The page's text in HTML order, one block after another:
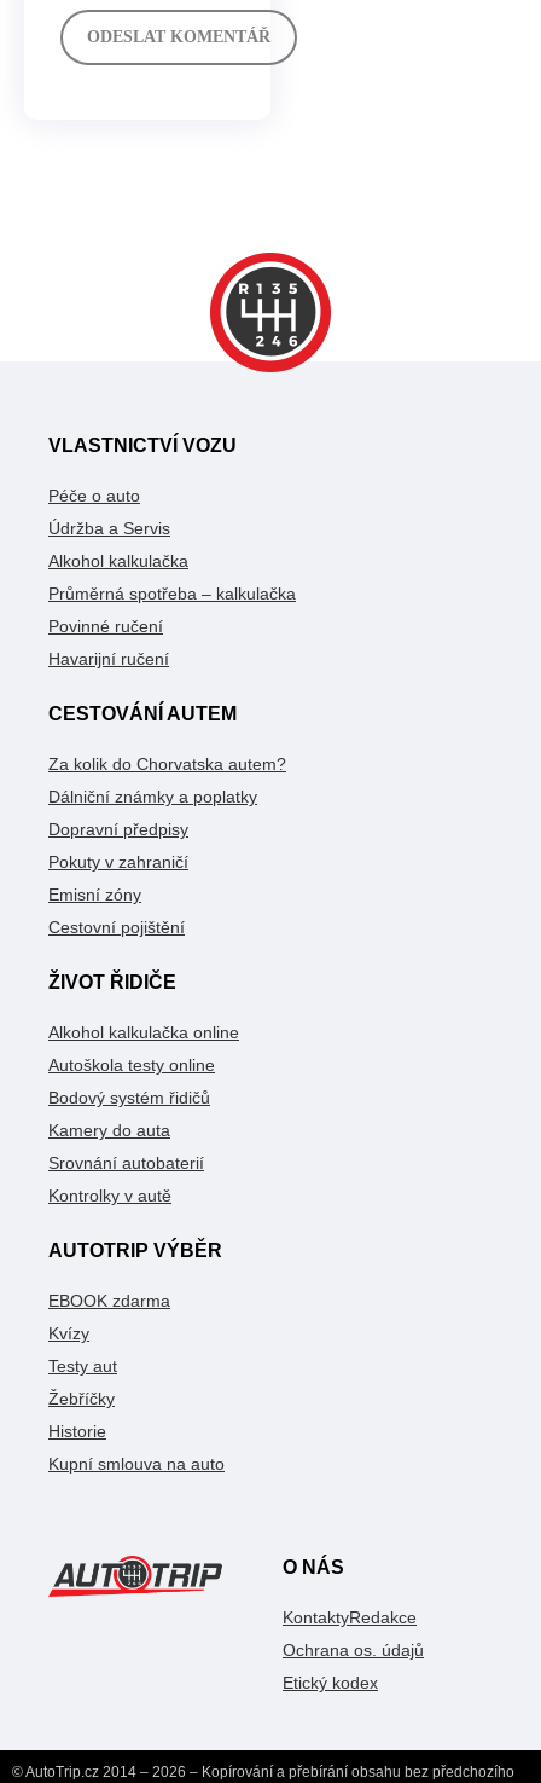
VLASTNICTVÍ VOZU
Péče o auto
Údržba a Servis
Alkohol kalkulačka
Průměrná spotřeba – kalkulačka
Povinné ručení
Havarijní ručení
CESTOVÁNÍ AUTEM
Za kolik do Chorvatska autem?
Dálniční známky a poplatky
Dopravní předpisy
Pokuty v zahraničí
Emisní zóny
Cestovní pojištění
ŽIVOT ŘIDIČE
Alkohol kalkulačka online
Autoškola testy online
Bodový systém řidičů
Kamery do auta
Srovnání autobaterií
Kontrolky v autě
AUTOTRIP VÝBĚR
EBOOK zdarma
Kvízy
Testy aut
Žebříčky
Historie
Kupní smlouva na auto
O NÁS
KontaktyRedakce
Ochrana os. údajů
Etický kodex
© AutoTrip.cz 2014 – 2026 – Kopírování a přebírání obsahu bez předchozího